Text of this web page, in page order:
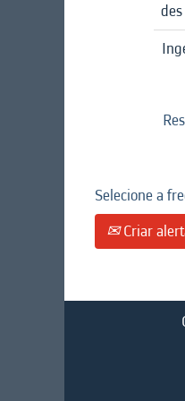
Selecione a
Criar